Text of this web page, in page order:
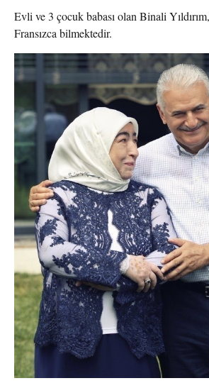
Evli ve 3 çocuk babası olan Binali
Fransızca bilmektedir.